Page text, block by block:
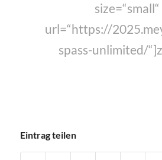
url=“https://
spass-unlimited/
Eintrag teilen